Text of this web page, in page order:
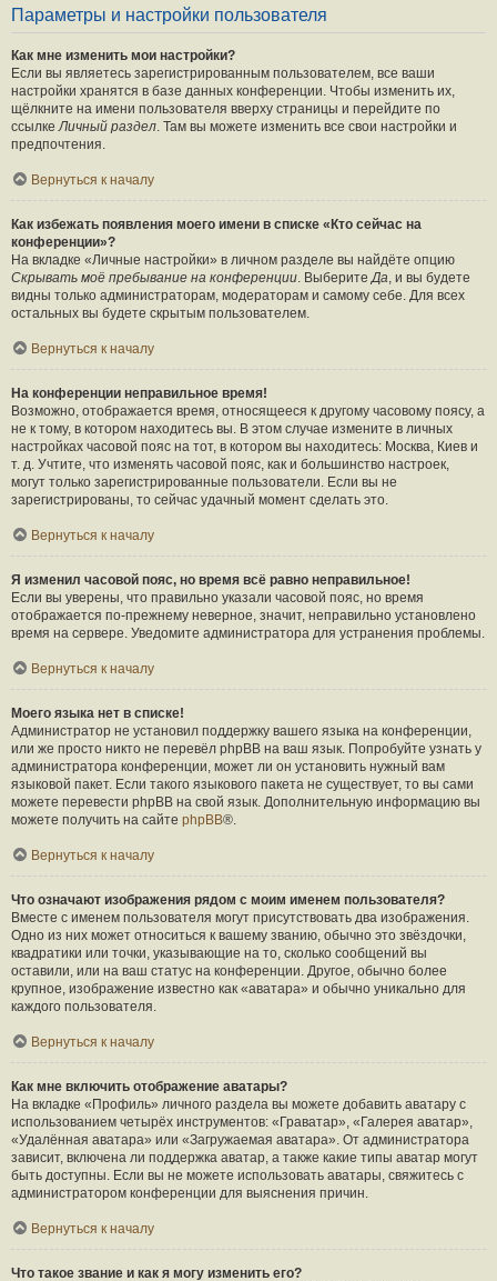
Параметры и настройки пользователя
Как мне изменить мои настройки?
Если вы являетесь зарегистрированным пользователем, все ваши
настройки хранятся в базе данных конференции. Чтобы изменить их,
щёлкните на имени пользователя вверху страницы и перейдите по
ссылкеЛичный раздел. Там вы можете изменить все свои настройки и
предпочтения.
Вернуться к началу
Как избежать появления моего имени в списке «Кто сейчас на
конференции»?
На вкладке «Личные настройки» в личном разделе вы найдёте опцию
Скрывать моё пребывание на конференции. ВыберитеДа, и вы будете
видны только администраторам, модераторам и самому себе. Для всех
остальных вы будете скрытым пользователем.
Вернуться к началу
На конференции неправильное время!
Возможно, отображается время, относящееся к другому часовому поясу, а
не к тому, в котором находитесь вы. В этом случае измените в личных
настройках часовой пояс на тот, в котором вы находитесь: Москва, Киев и
т. д. Учтите, что изменять часовой пояс, как и большинство настроек,
могут только зарегистрированные пользователи. Если вы не
зарегистрированы, то сейчас удачный момент сделать это.
Вернуться к началу
Я изменил часовой пояс, но время всё равно неправильное!
Если вы уверены, что правильно указали часовой пояс, но время
отображается по-прежнему неверное, значит, неправильно установлено
время на сервере. Уведомите администратора для устранения проблемы.
Вернуться к началу
Моего языка нет в списке!
Администратор не установил поддержку вашего языка на конференции,
или же просто никто не перевёл phpBB на ваш язык. Попробуйте узнать у
администратора конференции, может ли он установить нужный вам
языковой пакет. Если такого языкового пакета не существует, то вы сами
можете перевести phpBB на свой язык. Дополнительную информацию вы
можете получить на сайте phpBB®.
Вернуться к началу
Что означают изображения рядом с моим именем пользователя?
Вместе с именем пользователя могут присутствовать два изображения.
Одно из них может относиться к вашему званию, обычно это звёздочки,
квадратики или точки, указывающие на то, сколько сообщений вы
оставили, или на ваш статус на конференции. Другое, обычно более
крупное, изображение известно как «аватара» и обычно уникально для
каждого пользователя.
Вернуться к началу
Как мне включить отображение аватары?
На вкладке «Профиль» личного раздела вы можете добавить аватару с
использованием четырёх инструментов: «Граватар», «Галерея аватар»,
«Удалённая аватара» или «Загружаемая аватара». От администратора
зависит, включена ли поддержка аватар, а также какие типы аватар могут
быть доступны. Если вы не можете использовать аватары, свяжитесь с
администратором конференции для выяснения причин.
Вернуться к началу
Что такое звание и как я могу изменить его?